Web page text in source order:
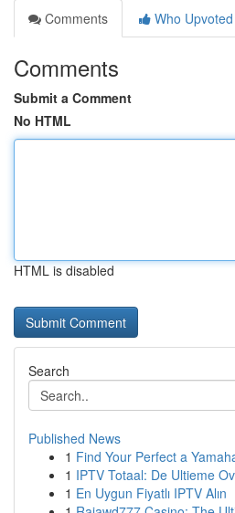
Comments
Who Upvoted
Comments
Submit a Comment
No HTML
HTML is disabled
Search
Published News
1 Find Your Perfect a
1 IPTV Totaal: De Ultieme
1 En Uygun Fiyatlı IPTV Alın